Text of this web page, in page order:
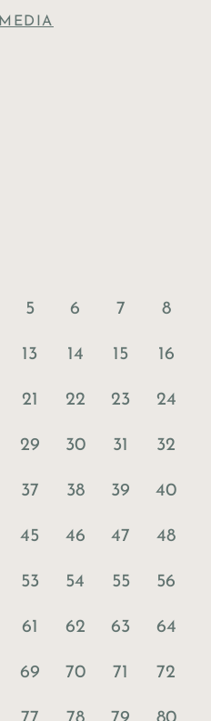
MEDIA
5 6 7 8
13 14 15 16
21 22 23 24
29 30 31 32
37 38 39 40
45 46 47 48
53 54 55 56
61 62 63 64
69 70 71 72